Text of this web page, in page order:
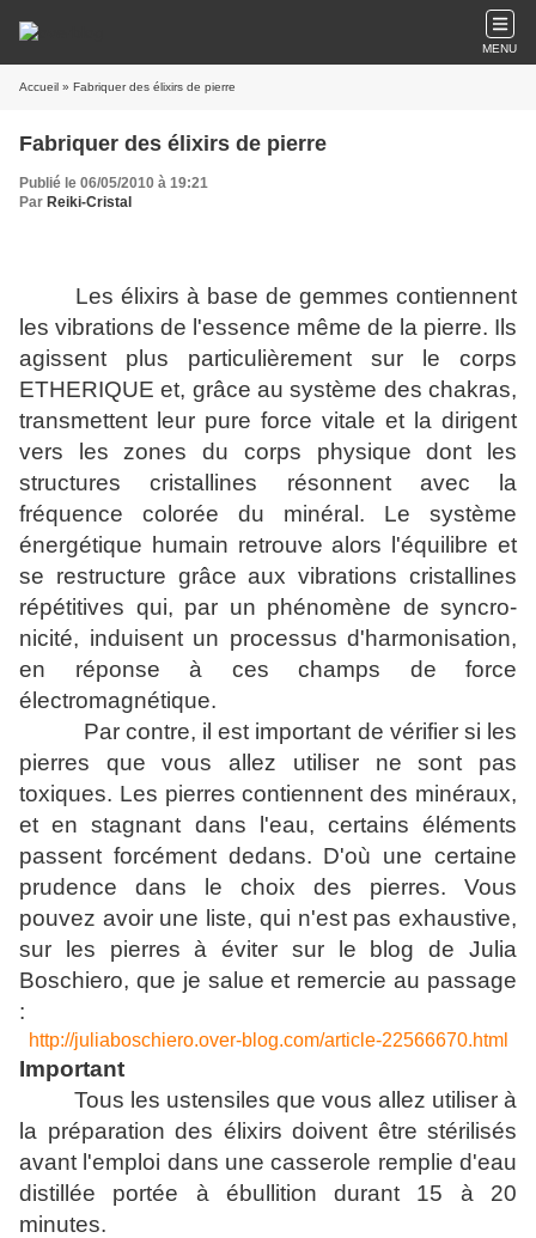
MENU
Accueil » Fabriquer des élixirs de pierre
Fabriquer des élixirs de pierre
Publié le 06/05/2010 à 19:21
Par Reiki-Cristal
Les élixirs à base de gemmes contiennent
les vibrations de l'essence même de la pierre. Ils
agissent plus particulièrement sur le corps
ETHERIQUE et, grâce au système des chakras,
transmettent leur pure force vitale et la dirigent
vers les zones du corps physique dont les
structures cristallines résonnent avec la
fréquence colorée du minéral. Le système
énergétique humain retrouve alors l'équilibre et
se restructure grâce aux vibrations cristallines
répétitives qui, par un phénomène de syncro-
nicité, induisent un processus d'harmonisation,
en réponse à ces champs de force
électromagnétique.
Par contre, il est important de vérifier si les
pierres que vous allez utiliser ne sont pas
toxiques. Les pierres contiennent des minéraux,
et en stagnant dans l'eau, certains éléments
passent forcément dedans. D'où une certaine
prudence dans le choix des pierres. Vous
pouvez avoir une liste, qui n'est pas exhaustive,
sur les pierres à éviter sur le blog de Julia
Boschiero, que je salue et remercie au passage
:
http://juliaboschiero.over-blog.com/article-22566670.html
Important
Tous les ustensiles que vous allez utiliser à
la préparation des élixirs doivent être stérilisés
avant l'emploi dans une casserole remplie d'eau
distillée portée à ébullition durant 15 à 20
minutes.